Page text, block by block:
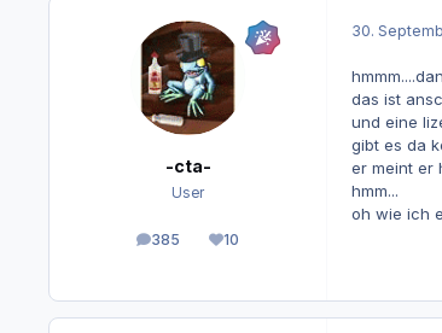
-cta-
User
385
Beiträge 10
Reputation
30.
das ist
und eine
gibt es da
er meint er
hmm...
oh wie ich